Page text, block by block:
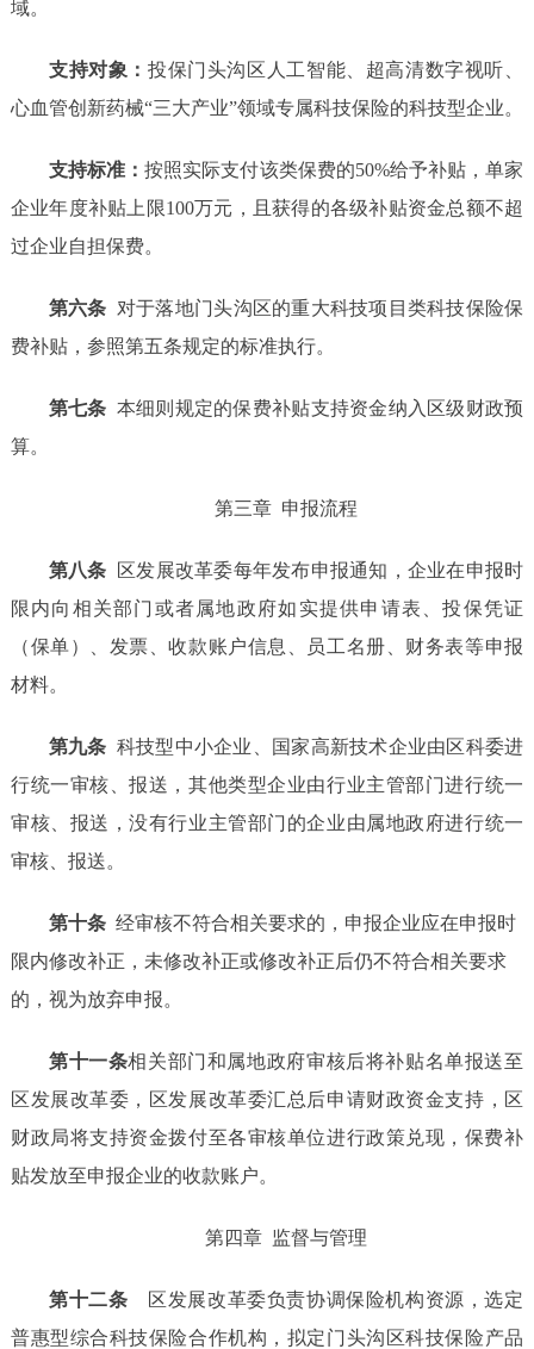
域。
支持对象：投保门头沟区 人工智能、 超高清数字视听、
心血管创新药械“三大产业”领域专属科技保险的科技型企业。
支持标准：按照实际支付该类保费的50%给予补贴，单家
企业年度补贴上限100万元，且获得的各级补贴资金总额不超
过企业自担保费。
第六条 对于落地门头沟区的重大科技项目 类科技保险保
费补贴，参照第五条规定的标准执行。
第七条 本细则规定的保费补贴支持资金纳入区级财政预
算。
第三章 申报流程
第八条 区发展改革委每年发布申报通知，企业在申报时
限内向相关部门或者属地政府如实提供申请表 、投保凭证
（保单）、发票 、收款账户信息、 员工名册、 财务表等申报
材料。
第九条 科技型中小企业、
国家高新技术企业由区科委进
行统一审核 、报送 ，其他类型企业由行业主管部门进行统一
审核 、报送 ，没有行业主管部门的企业由属地政府进行统一
审核、报送。
第十条 经审核不符合相关要求的，申报企业应在申报时
限内修改补正，未修改补正或修改补正后仍不符合相关要求
的，视为放弃申报。
第十一条相关部门和属地政府审核后将补贴名单报送至
区发展改革委，区发展改革委汇总后申请财政资金支持，区
财政局将支持资金拨付至各审核单位进行政策兑现，保费补
贴发放至申报企业的收款账户。
第四章 监督与管理
第十二条 区发展改革委负责协调保险机构资源，选定
普惠型综合科技保险合作机构， 拟定门头沟区科技保险产品